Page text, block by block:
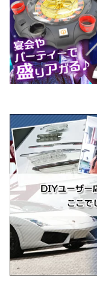
ィーゲーム おもちゃ 飲
み会 宴会 プレゼント 贈
り物 お祝い 罰ゲーム )